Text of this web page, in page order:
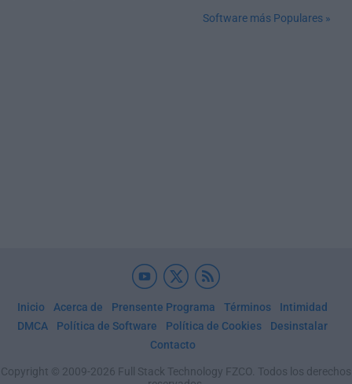
Software más Populares »
Inicio Acerca de Prensente Programa Términos
Intimidad
DMCA
Política de Software Política de Cookies
Desinstalar
Contacto
Copyright © 2009-2026 Full Stack Technology FZCO. Todos los derechos